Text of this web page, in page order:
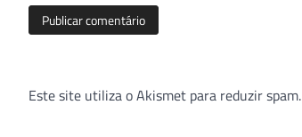
Este site utiliza o Akismet para reduzir spam.